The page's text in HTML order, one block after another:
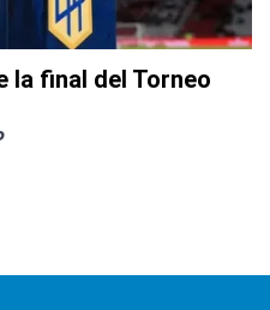
la final del Torneo